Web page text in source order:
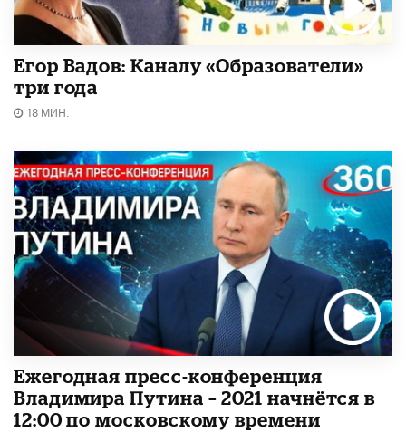
Егор Вадов: Каналу «Образователи»
три года
18 МИН.
Ежегодная пресс-конференция
Владимира Путина – 2021 начнётся в
12:00 по московскому времени